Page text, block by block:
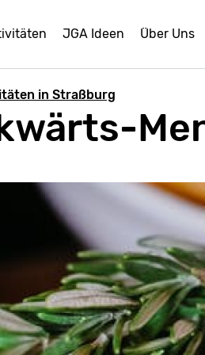
JGA Ideen Über Uns
in Straßburg